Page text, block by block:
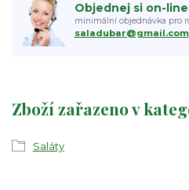
Zboží zařazeno v
Saláty
Objednej si on-
minimální objednávka pro
saladubar@gmail.com